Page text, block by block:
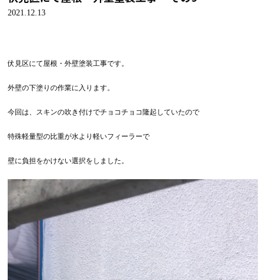
2021.12.13
伏見区にて屋根・外壁塗装工事です。
外壁の下塗りの作業に入ります。
今回は、スキンの吹き付けでチョコチョコ隆起していたので
特殊軽量型の比重が水より軽いフィーラーで
壁に負担をかけない選択をしました。